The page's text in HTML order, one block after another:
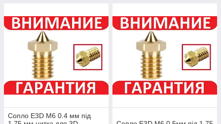
Сопло E3D M6 0.4 мм під